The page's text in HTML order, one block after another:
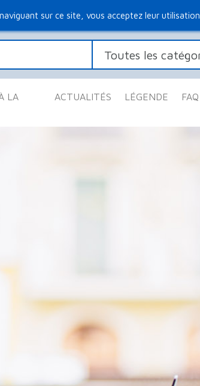
sur ce site, vous acceptez leur utilisation.
LA
ACTUALITÉS LÉGENDE FAQ